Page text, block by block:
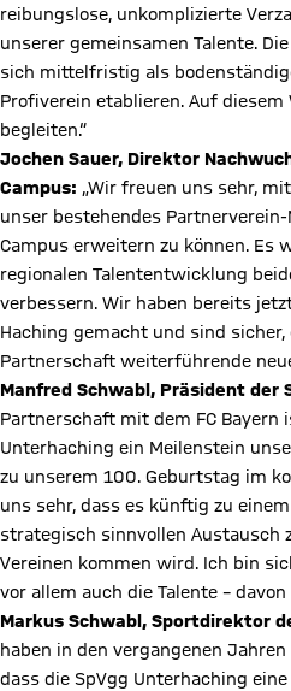
reibungslose, unkomplizierte
unserer gemeinsamen Talente.
sich mittelfristig als
Profiverein etablieren. Auf
begleiten.“
Jochen Sauer, Direktor
Campus: „Wir freuen uns sehr,
unser bestehendes Partnerverein-
Campus erweitern zu können. Es
regionalen Talententwicklung
verbessern. Wir haben bereits
Haching gemacht und sind
Partnerschaft weiterführende
Manfred Schwabl, Präsident der
Partnerschaft mit dem FC Bayern
Unterhaching ein Meilenstein
zu unserem 100. Geburtstag im
uns sehr, dass es künftig zu
strategisch sinnvollen Austausch
Vereinen kommen wird. Ich bin
vor allem auch die Talente –
Markus Schwabl, Sportdirektor
haben in den vergangenen
dass die SpVgg Unterhaching